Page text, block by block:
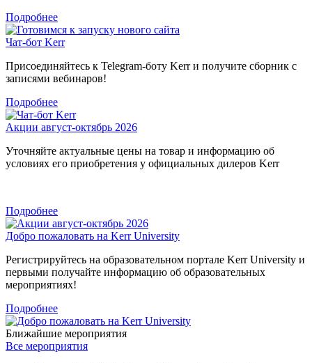
Подробнее
Чат-бот Kerr
Присоединяйтесь к Telegram-боту Kerr и получите сборник с
записями вебинаров!
Подробнее
Акции август-октябрь 2026
Уточняйте актуальные цены на товар и информацию об
условиях его приобретения у официальных дилеров Kerr
Подробнее
Добро пожаловать на Kerr University
Регистрируйтесь на образовательном портале Kerr University и
первыми получайте информацию об образовательных
мероприятиях!
Подробнее
Ближайшие мероприятия
Все мероприятия